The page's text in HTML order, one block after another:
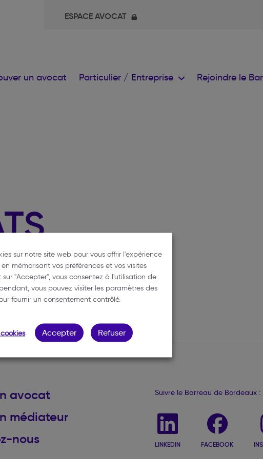
ESPACE AVOCAT
un avocat Particulier / Entreprise Rejoindre le
Haut de page
avocat
médiateur
nous
Suivre le Barreau de Bordeaux :
LINKEDIN FACEBOOK
sur notre site web pour vous offrir l'expérience
mémorisant vos préférences et vos visites
sur "Accepter", vous consentez à l'utilisation de
vous pouvez visiter les paramètres des
fournir un consentement contrôlé.
Accepter Refuser